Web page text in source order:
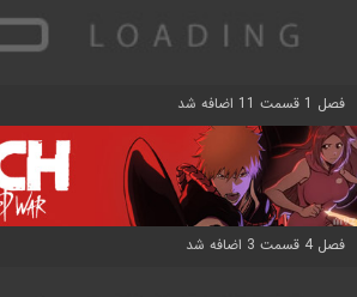
فصل 1 قسمت 11 اضافه شد
فصل 4 قسمت 3 اضافه شد